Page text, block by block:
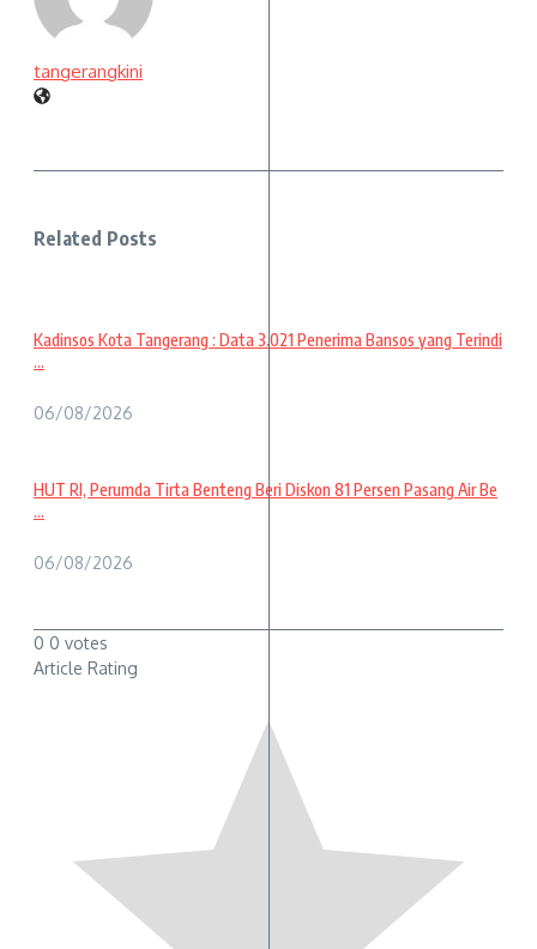
tangerangkini
Related Posts
Kadinsos Kota Tangerang : Data 3.021 Penerima Bansos yang Terindi
...
06/08/2026
HUT RI, Perumda Tirta Benteng Beri Diskon 81 Persen Pasang Air Be
...
06/08/2026
0 0 votes
Article Rating